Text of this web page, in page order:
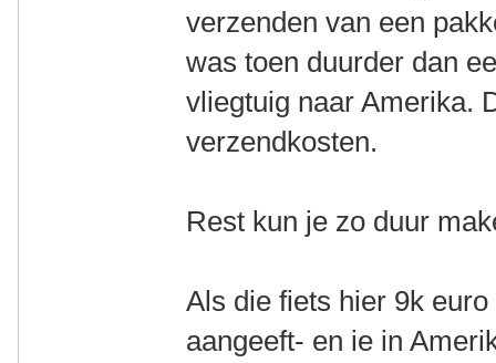
verzenden van een
was toen duurder dan
vliegtuig naar Amerika.
verzendkosten.
Rest kun je zo duur
Als die fiets hier 9k
aangeeft- en ie in